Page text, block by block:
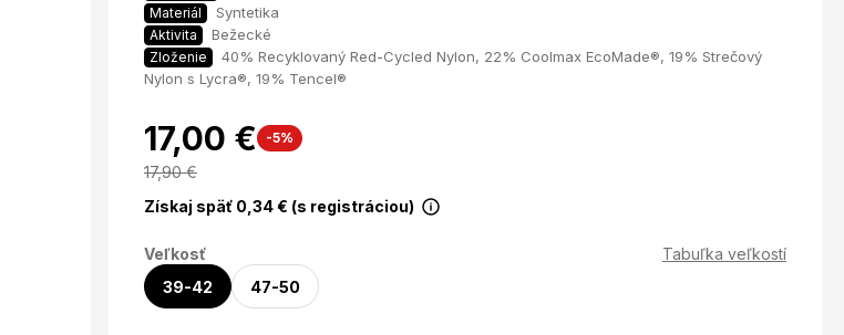
Materiál Syntetika
Aktivita Bežecké
Zloženie
40% Recyklovaný Red-Cycled Nylon, 22% Coolmax EcoMade®, 19% Strečový
Nylon s Lycra®, 19% Tencel®
17,00 € -5%
17,90€
Získaj späť 0,34€ (s registráciou)
Veľkosť
Tabuľka veľkostí
39-42
47-50